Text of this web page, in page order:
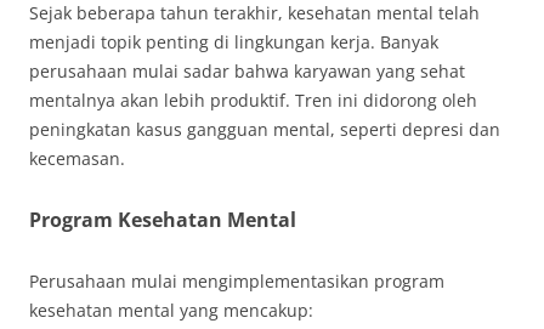
Sejak beberapa tahun terakhir, kesehatan mental telah
menjadi topik penting di lingkungan kerja. Banyak
perusahaan mulai sadar bahwa karyawan yang sehat
mentalnya akan lebih produktif. Tren ini didorong oleh
peningkatan kasus gangguan mental, seperti depresi dan
kecemasan.
Program Kesehatan Mental
Perusahaan mulai mengimplementasikan program
kesehatan mental yang mencakup: